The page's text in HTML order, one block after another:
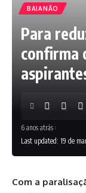
BAIANÃO
Para
confirma
Last updated: 19 de
6 anos atrás
Com a